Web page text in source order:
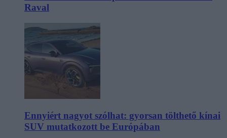
Raval
Ennyiért nagyot szólhat: gyorsan tölthető kínai
SUV mutatkozott be Európában